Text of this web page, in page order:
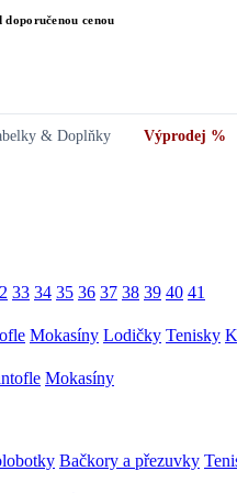
doporučenou cenou
& Doplňky Výprodej %
33 34 35 36 37 38 39 40 41
Mokasíny Lodičky Tenisky
Mokasíny
Bačkory a přezuvky